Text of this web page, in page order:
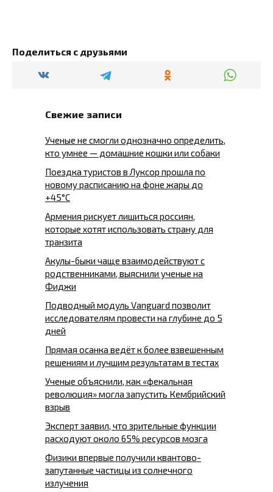
Поделиться с друзьями
Свежие записи
Ученые не смогли однозначно определить,
кто умнее — домашние кошки или собаки
Поездка туристов в Луксор прошла по
новому расписанию на фоне жары до
+45°C
Армения рискует лишиться россиян,
которые хотят использовать страну для
транзита
Акулы-быки чаще взаимодействуют с
родственниками, выяснили ученые на
Фиджи
Подводный модуль Vanguard позволит
исследователям провести на глубине до 5
дней
Прямая осанка ведёт к более взвешенным
решениям и лучшим результатам в тестах
Ученые объяснили, как «фекальная
революция» могла запустить Кембрийский
взрыв
Эксперт заявил, что зрительные функции
расходуют около 65% ресурсов мозга
Физики впервые получили квантово-
запутанные частицы из солнечного
излучения